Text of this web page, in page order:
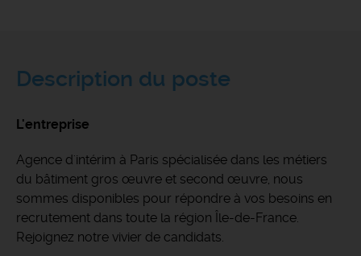
Description du poste
L'entreprise
Agence d'intérim à Paris spécialisée dans les métiers
du bâtiment gros œuvre et second œuvre, nous
sommes disponibles pour répondre à vos besoins en
recrutement dans toute la région Île-de-France.
Rejoignez notre vivier de candidats.